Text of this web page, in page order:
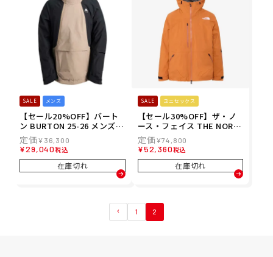
SALE メンズ
【セール20%OFF】バート
ン BURTON 25-26 メンズ
リザーブ 2L リラックス ア
ノラック ジャケット スノー
ボード ジャケット 302591-
¥ 36,300
¥29,040税込
在庫切れ
SALE ユニセックス
【セール30%OFF】ザ・ノ
ース・フェイス THE NORT
H FACE スノボー スノボ ス
ノーボード ウェア ジャケッ
ト レイバック ビーシー ジャ
ケット LAYBACK BC Jacke
t NS62510-YO メンズ レデ
¥74,800
¥52,360税込
在庫切れ
1 2